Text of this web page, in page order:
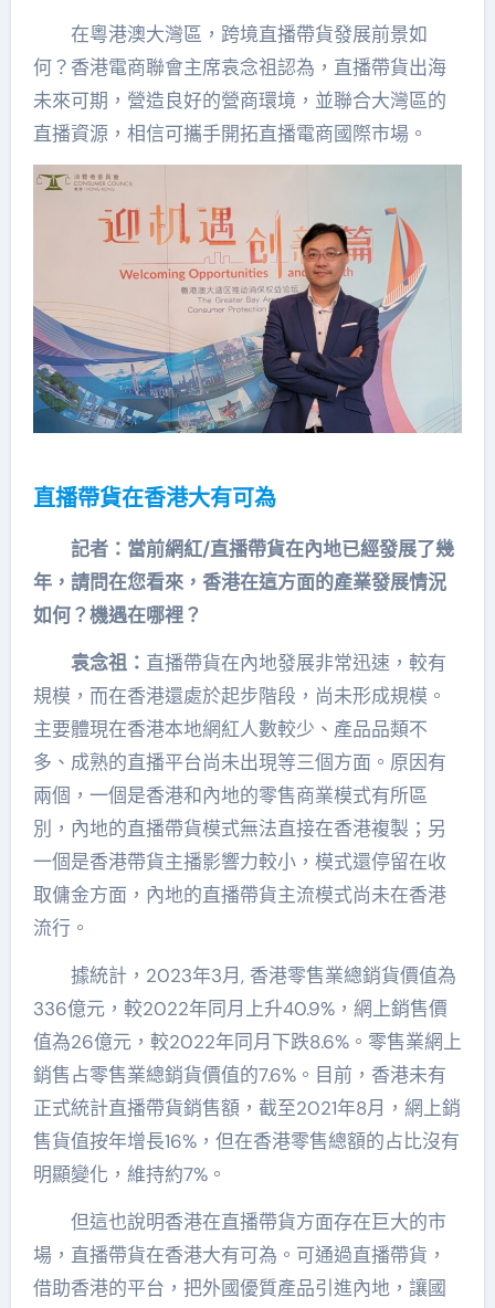
在粵港澳大灣區，跨境直播帶貨發展前景如
何？香港電商聯會主席袁念祖認為，直播帶貨出海
未來可期，營造良好的營商環境，並聯合大灣區的
直播資源，相信可攜手開拓直播電商國際市場。
直播帶貨在香港大有可為
記者：當前網紅/直播帶貨在內地已經發展了幾
年，請問在您看來，香港在這方面的產業發展情況
如何？機遇在哪裡？
袁念祖： 直播帶貨在內地發展非常迅速，較有
規模，而在香港還處於起步階段，尚未形成規模。
主要體現在香港本地網紅人數較少、產品品類不
多、成熟的直播平台尚未出現等三個方面。原因有
兩個，一個是香港和內地的零售商業模式有所區
別，內地的直播帶貨模式無法直接在香港複製；另
一個是香港帶貨主播影響力較小，模式還停留在收
取傭金方面，內地的直播帶貨主流模式尚未在香港
流行。
據統計，2023年3月, 香港零售業總銷貨價值為
336億元，較2022年同月上升40.9%，網上銷售價
值為26億元，較2022年同月下跌8.6%。零售業網上
銷售占零售業總銷貨價值的7.6%。目前，香港未有
正式統計直播帶貨銷售額，截至2021年8月，網上銷
售貨值按年增長16%，但在香港零售總額的占比沒有
明顯變化，維持約7%。
但這也說明香港在直播帶貨方面存在巨大的市
場，直播帶貨在香港大有可為。可通過直播帶貨，
借助香港的平台，把外國優質產品引進內地，讓國